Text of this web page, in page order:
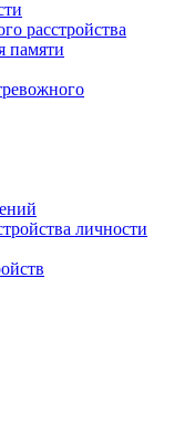
расстройства
памяти
личности